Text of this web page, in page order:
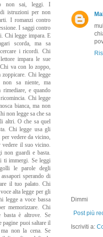
Dimmi
Post più
Iscriviti a:
non sai, leggi. I
istruzioni per non
I romanzi contro
I saggi contro
Chi legge impara. E
scorda, ma sa
i ricordi. Chi
impara le sue
va con lo zoppo,
zoppicare. Chi legge
non sa niente, ma
rimediare, e quando
Chi legge
bianca, ma non
non legge sa che sa
altri. O che sa quel
Chi legge usa gli
vedere da vicino,
vedere il suo vicino.
non guardi e basta.
ti immergi. Se leggi
le parole degli
sperando di
il tuo palato. Chi
alta legge per gli
legge a voce bassa
memorizzare. Chi
basta è altrove. Se
pagine puoi saltare il
ma non la cena. Se